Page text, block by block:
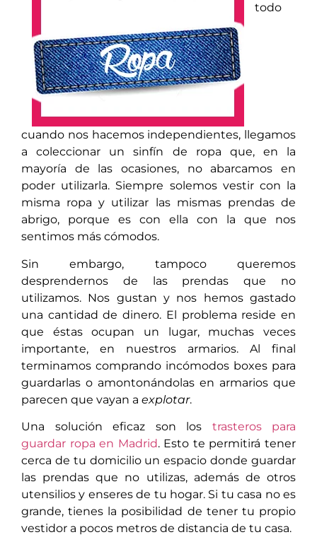
todo
cuando nos hacemos independientes, llegamos
a coleccionar un sinfín de ropa que, en la
mayoría de las ocasiones, no abarcamos en
poder utilizarla. Siempre solemos vestir con la
misma ropa y utilizar las mismas prendas de
abrigo, porque es con ella con la que nos
sentimos más cómodos.
Sin embargo, tampoco queremos
desprendernos de las prendas que no
utilizamos. Nos gustan y nos hemos gastado
una cantidad de dinero. El problema reside en
que éstas ocupan un lugar, muchas veces
importante, en nuestros armarios. Al final
terminamos comprando incómodos boxes para
guardarlas o amontonándolas en armarios que
parecen que vayan a explotar.
Una solución eficaz son los trasteros para
guardar ropa en Madrid. Esto te permitirá tener
cerca de tu domicilio un espacio donde guardar
las prendas que no utilizas, además de otros
utensilios y enseres de tu hogar. Si tu casa no es
grande, tienes la posibilidad de tener tu propio
vestidor a pocos metros de distancia de tu casa.